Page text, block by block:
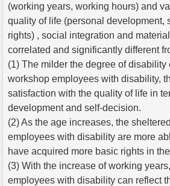
(working years, working hours) and
quality of life (personal development,
rights) , social integration and
correlated and significantly different
(1) The milder the degree of disability
workshop employees with disability,
satisfaction with the quality of life in
development and self-decision.
(2) As the age increases, the
employees with disability are more
have acquired more basic rights in
(3) With the increase of working
employees with disability can reflect